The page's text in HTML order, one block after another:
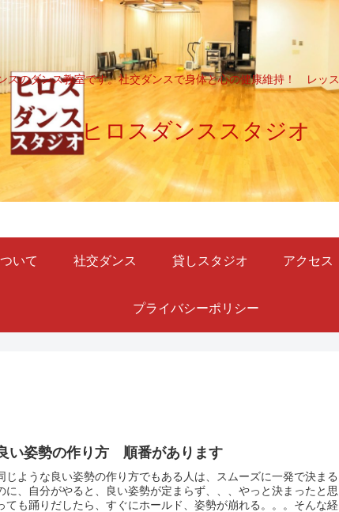
スのダンス教室です。社交ダンスで身体と心の健康維持！ レッ
ヒロスダンススタジオ
いて 社交ダンス 貸しスタジオ アクセス
プライバシーポリシー
良い姿勢の作り方 順番があります
じような良い姿勢の作り方でもある人は、スムーズに一発で決まる
に、自分がやると、良い姿勢が定まらず、、、やっと決まったと思
ても踊りだしたら、すぐにホールド、姿勢が崩れる。。。そんな経